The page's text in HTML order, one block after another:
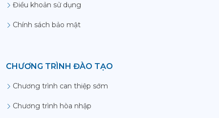
Điều khoản sử dụng
Chính sách bảo mật
CHƯƠNG TRÌNH ĐÀO TẠO
Chương trình can thiệp sớm
Chương trình hòa nhập